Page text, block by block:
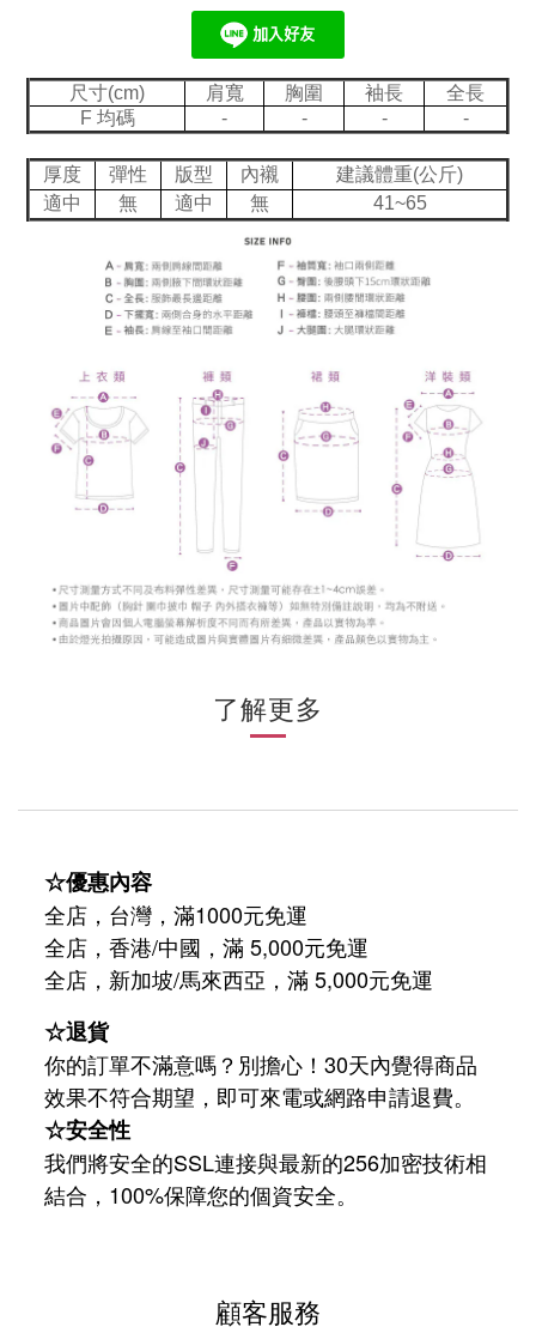
尺寸(cm) 肩寬 胸圍 袖長
全長
F 均碼
- - - -
厚度 彈性 版型 內襯
建議體重(公斤)
適中
無 適中 無 41~65
了解更多
☆優惠內容
全店，台灣，滿1000元免運
全店，香港/中國，滿 5,000元免運
全店，新加坡/馬來西亞，滿 5,000元免運
☆退貨
你的訂單不滿意嗎？別擔心！30天內覺得商品
效果不符合期望，即可來電或網路申請退費。
☆安全性
我們將安全的SSL連接與最新的256加密技術相
結合，100%保障您的個資安全。
顧客服務